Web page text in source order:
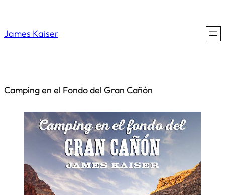
James Kaiser
Camping en el Fondo del Gran Cañón